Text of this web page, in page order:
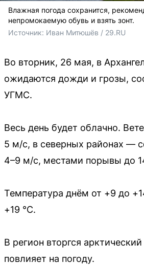
Влажная погода сохранится,
непромокаемую обувь и взять зонт.
Источник: Иван Митюшёв / 29.RU
Во вторник, 26 мая, в
ожидаются дожди и грозы,
УГМС.
Весь день будет облачно.
5 м/с, в северных районах —
4–9 м/с, местами порывы до
Температура днём от +9 до
+19 °C.
В регион вторгся арктический
повлияет на погоду.